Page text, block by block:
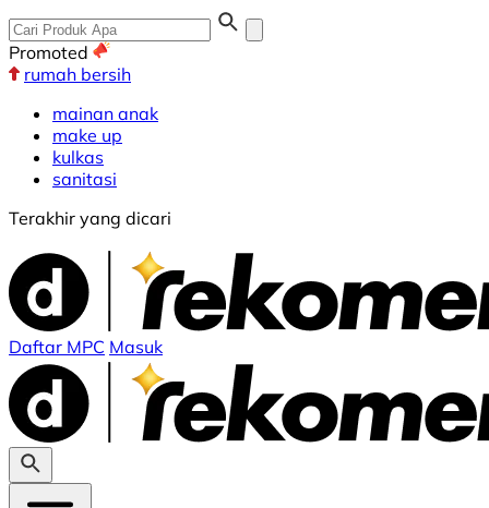
Promoted
rumah bersih
mainan anak
make up
kulkas
sanitasi
Terakhir yang dicari
Daftar MPC Masuk